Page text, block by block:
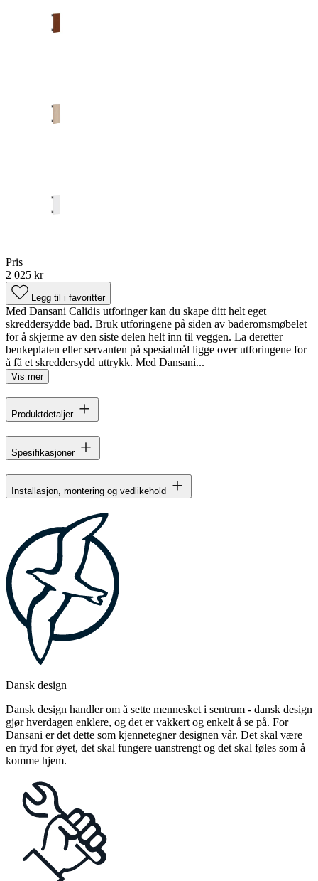
Pris
2 025 kr
Legg til i favoritter
Med Dansani Calidis utforinger kan du skape ditt helt eget
skreddersydde bad. Bruk utforingene på siden av baderomsmøbelet
for å skjerme av den siste delen helt inn til veggen. La deretter
benkeplaten eller servanten på spesialmål ligge over utforingene for
å få et skreddersydd uttrykk. Med Dansani...
Vis mer
Produktdetaljer
Spesifikasjoner
Installasjon, montering og vedlikehold
Dansk design
Dansk design handler om å sette mennesket i sentrum - dansk design
gjør hverdagen enklere, og det er vakkert og enkelt å se på. For
Dansani er det dette som kjennetegner designen vår. Det skal være
en fryd for øyet, det skal fungere uanstrengt og det skal føles som å
komme hjem.